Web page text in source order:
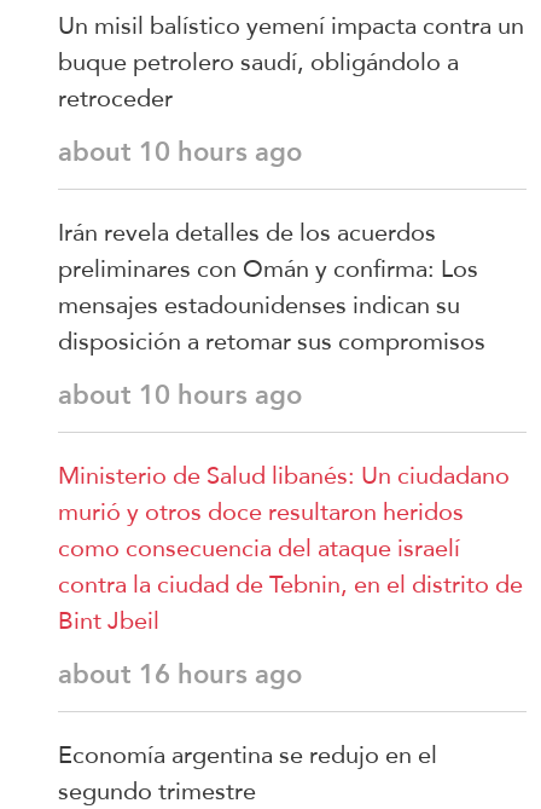
Un misil balístico yemení impacta contra un
buque petrolero saudí, obligándolo a
retroceder
about 10 hours ago
Irán revela detalles de los acuerdos
preliminares con Omán y confirma: Los
mensajes estadounidenses indican su
disposición a retomar sus compromisos
about 10 hours ago
Ministerio de Salud libanés: Un ciudadano
murió y otros doce resultaron heridos
como consecuencia del ataque israelí
contra la ciudad de Tebnin, en el distrito de
Bint Jbeil
about 16 hours ago
Economía argentina se redujo en el
segundo trimestre